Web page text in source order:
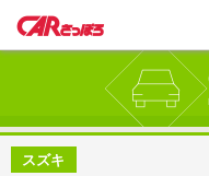
スズキ